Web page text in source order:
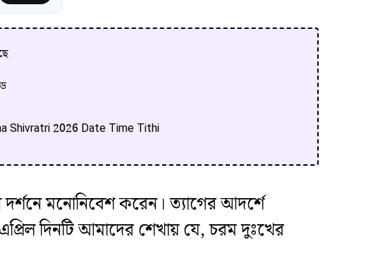
Shivratri 2026 Date Time Tithi
মনোনিবেশ করেন। ত্যাগের আদর্শে
দিনটি আমাদের শেখায় যে, চরম দুঃখের